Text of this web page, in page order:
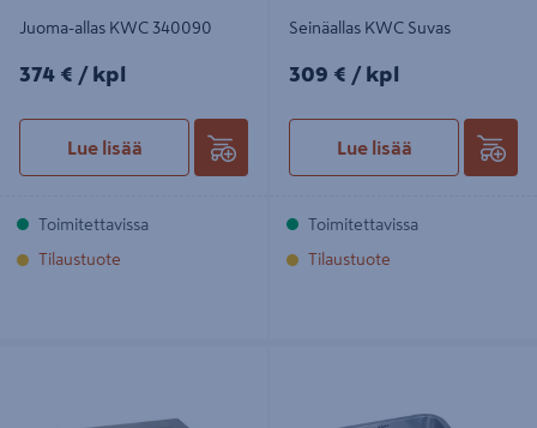
Juoma-allas KWC 340090
374€/kpl
374 € / kpl
Lue lisää
Toimitettavissa
Tilaustuote
Seinäallas KWC Suvas
309€/kpl
309 € / kpl
Lue lisää
Toimitettavissa
Tilaustuote